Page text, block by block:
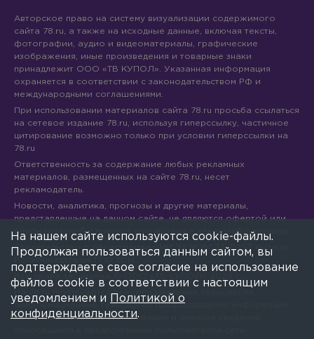
Авторское право на систему визуализации содержимого
сайта 78.ru, а также на исходные данные, включая тексты,
фотографии, аудио и видеоматериалы, графические
изображения, иные произведения и товарные знаки
принадлежит ООО «ТВ КУПОЛ». Указанная информация
охраняется в соответствии с законодательством РФ и
международными соглашениями.
При использовании материалов сайта 78.ru просьба ссылаться
на сетевое издание 78.ru, используя гиперссылку, частичное
цитирование возможно только при условии гиперссылки на
78.ru
Ответственность за содержание любых рекламных
материалов, размещенных на сайте 78.ru, несет
рекламодатель.
Новости, аналитика, прогнозы и другие материалы,
представленные на данном сайте, не являются офертой или
рекомендацией к покупке или продаже каких-либо активов.
Свидетельство о регистрации СМИ Эл № ФС77-71293 выдано
Все права защищены © ООО «ТВ КУПОЛ»
На 78.ru применяются рекомендательные технологии
(информационные технологии предоставления информации
на основе сбора, систематизации и анализа сведений,
На нашем сайте используются cookie-файлы.
Продолжая пользоваться данным сайтом, вы
подтверждаете свое согласие на использование
файлов cookie в соответствии с настоящим
уведомлением и
Политикой о
конфиденциальности.